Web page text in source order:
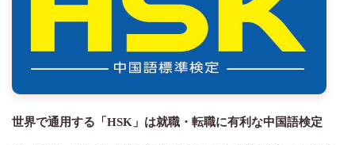
世界で通用する「HSK」は就職・転職に有利な中国語検定